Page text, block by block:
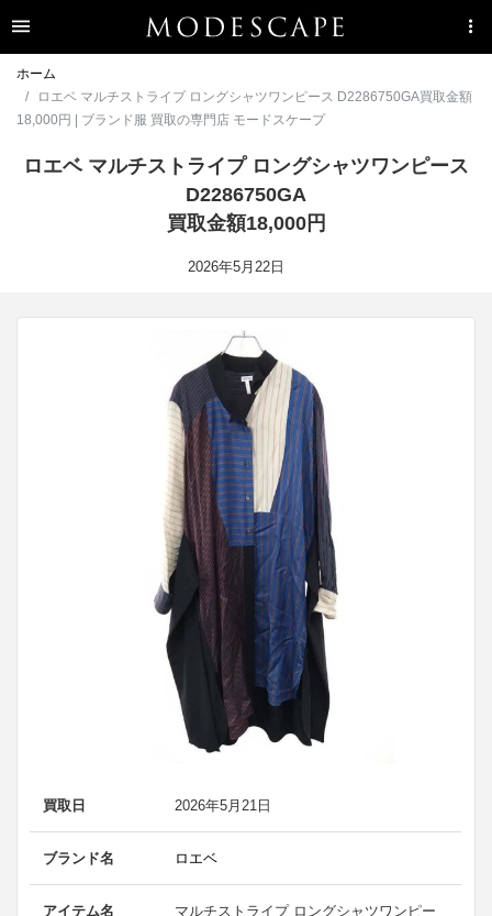
ホーム
ロエベ マルチストライプ ロングシャツワンピース D2286750GA買取金額
18,000円 | ブランド服 買取の専門店 モードスケープ
ロエベ マルチストライプ ロングシャツワンピース
D2286750GA
買取金額18,000円
2026年5月22日
買取日 2026年5月21日
ブランド名 ロエベ
アイテム名
マルチストライプ ロングシャツワンピー